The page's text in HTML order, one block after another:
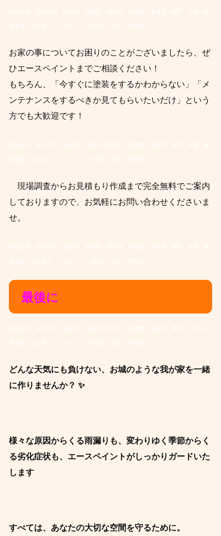
お家の事についてお困りのことがございましたら、ぜ
ひエースペイントまでご相談ください！
もちろん、「今すぐに塗装をするかわからない」「メ
ンテナンスをするべきか見てもらいたいだけ」という
方でも大歓迎です！
現場調査からお見積もり作成まで完全無料でご案内
しておりますので、お気軽にお問い合わせくださいま
せ。
最後に
どんな天気にも負けない、お城のような我が家を一緒
に作りませんか？ ✨
様々な原因からくる雨漏りも、変わりゆく季節からく
る劣化症状も、エースペイントがしっかりガードいた
します ️
すべては、あなたの大切な空間を守るために。